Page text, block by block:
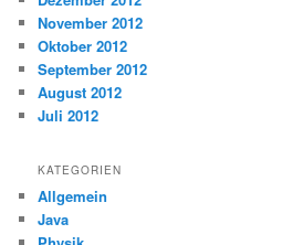
November 2012
Oktober 2012
September 2012
August 2012
Juli 2012
KATEGORIEN
Allgemein
Java